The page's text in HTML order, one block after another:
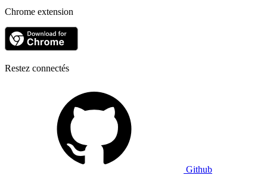
Chrome extension
Restez connectés
Github